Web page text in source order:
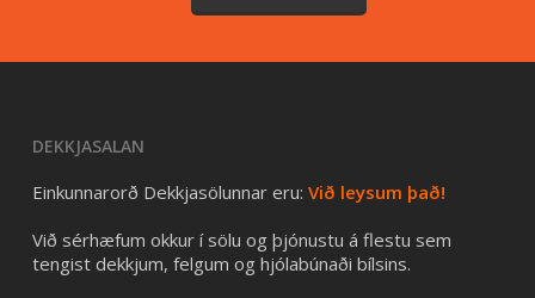
DEKKJASALAN
Einkunnarorð Dekkjasölunnar eru: Við leysum það!
Við sérhæfum okkur í sölu og þjónustu á flestu sem
tengist dekkjum, felgum og hjólabúnaði bílsins.